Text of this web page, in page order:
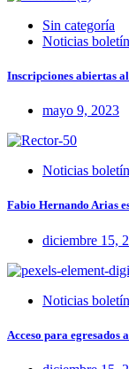
Sin categoría
Noticias
Inscripciones abiertas
mayo 9, 2023
Noticias
Fabio Hernando Arias
diciembre 15,
Noticias
Acceso para egresados